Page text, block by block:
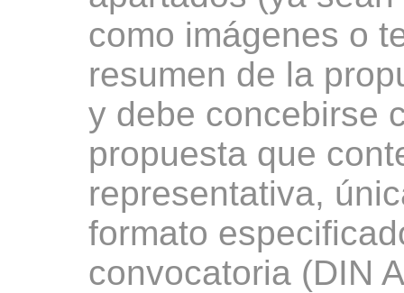
como imágenes o
resumen de la
y debe concebirse
propuesta que
representativa,
formato
convocatoria (DIN